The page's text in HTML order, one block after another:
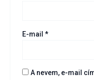
E-mail*
A nevem, e-mail